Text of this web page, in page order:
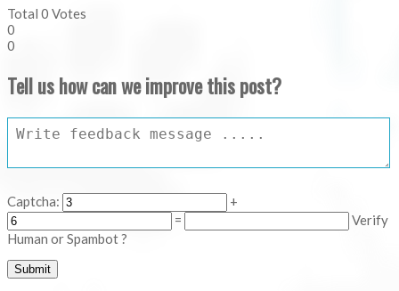
Total 0 Votes
0
0
Tell us how can we improve this post?
Captcha:
+
=
Verify
Human or Spambot ?